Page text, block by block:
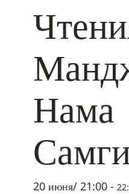
Нама
20 июня/ 21:00 -